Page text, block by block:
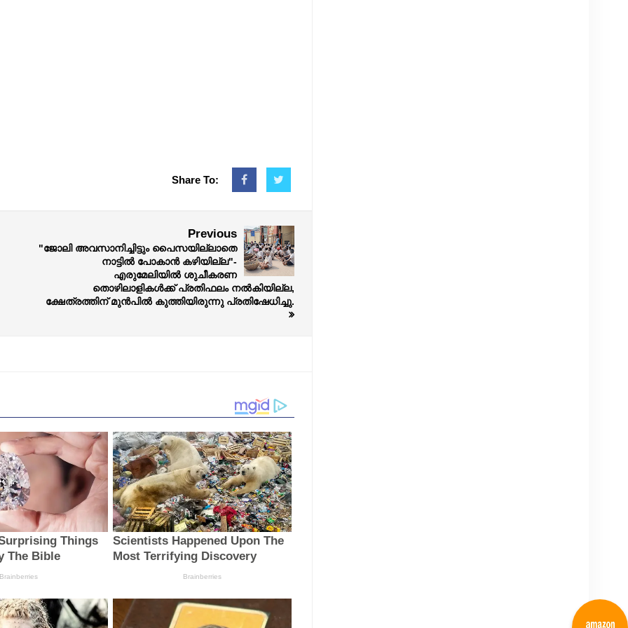
Share To:
Previous
"ജോലി അവസാനിച്ചിട്ടും പൈസയില്ലാതെ
നാട്ടിൽ പോകാൻ കഴിയില്ല"-
എരുമേലിയിൽ ശുചീകരണ
തൊഴിലാളികൾക്ക് പ്രതിഫലം നൽകിയില്ല,
ക്ഷേത്രത്തിന് മുൻപിൽ കുത്തിയിരുന്നു പ്രതിഷേധിച്ചു.